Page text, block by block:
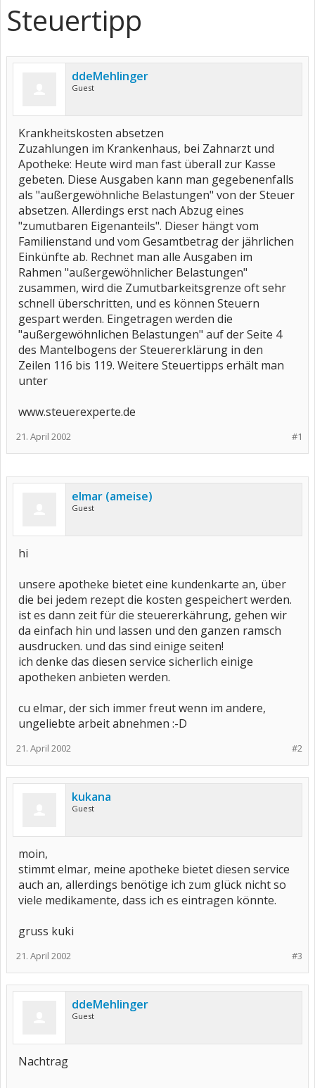
Steuertipp
ddeMehlinger
Guest
Krankheitskosten absetzen
Zuzahlungen im Krankenhaus, bei Zahnarzt und
Apotheke: Heute wird man fast überall zur Kasse
gebeten. Diese Ausgaben kann man gegebenenfalls
als "außergewöhnliche Belastungen" von der Steuer
absetzen. Allerdings erst nach Abzug eines
"zumutbaren Eigenanteils". Dieser hängt vom
Familienstand und vom Gesamtbetrag der jährlichen
Einkünfte ab. Rechnet man alle Ausgaben im
Rahmen "außergewöhnlicher Belastungen"
zusammen, wird die Zumutbarkeitsgrenze oft sehr
schnell überschritten, und es können Steuern
gespart werden. Eingetragen werden die
"außergewöhnlichen Belastungen" auf der Seite 4
des Mantelbogens der Steuererklärung in den
Zeilen 116 bis 119. Weitere Steuertipps erhält man
unter
www.steuerexperte.de
#1
21. April 2002
elmar (ameise)
Guest
hi
unsere apotheke bietet eine kundenkarte an, über
die bei jedem rezept die kosten gespeichert werden.
ist es dann zeit für die steuererkährung, gehen wir
da einfach hin und lassen und den ganzen ramsch
ausdrucken. und das sind einige seiten!
ich denke das diesen service sicherlich einige
apotheken anbieten werden.
cu elmar, der sich immer freut wenn im andere,
ungeliebte arbeit abnehmen :-D
#2
21. April 2002
kukana
Guest
moin,
stimmt elmar, meine apotheke bietet diesen service
auch an, allerdings benötige ich zum glück nicht so
viele medikamente, dass ich es eintragen könnte.
gruss kuki
#3
21. April 2002
ddeMehlinger
Guest
Nachtrag